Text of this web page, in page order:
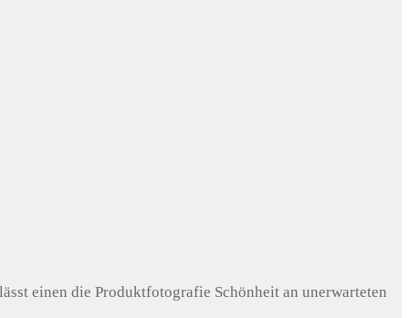
einen die Produktfotografie Schönheit an unerwarteten